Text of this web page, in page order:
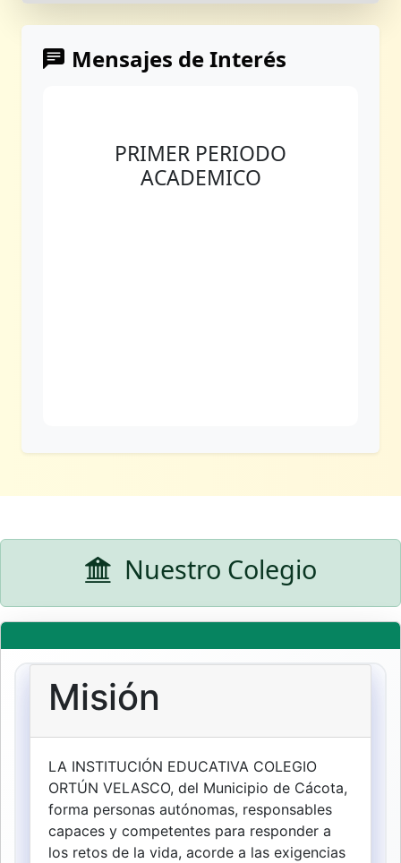
Mensajes de Interés
Nuestro Colegio